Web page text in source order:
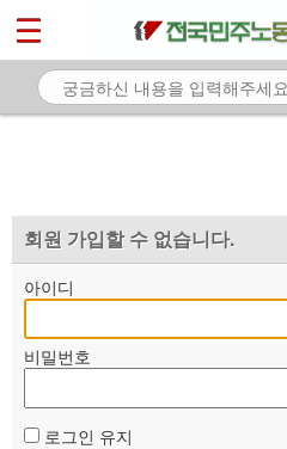
회원 가입할 수 없습니다.
아이디
비밀번호
로그인 유지
마이페이지
소개
자료
부설기관